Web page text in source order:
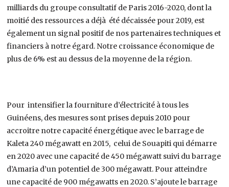
milliards du groupe consultatif de Paris 2016-2020, dont la
moitié des ressources a déjà été décaissée pour 2019, est
également un signal positif de nos partenaires techniques et
financiers à notre égard. Notre croissance économique de
plus de 6% est au dessus de la moyenne de la région.
Pour intensifier la fourniture d’électricité à tous les
Guinéens, des mesures sont prises depuis 2010 pour
accroitre notre capacité énergétique avec le barrage de
Kaleta 240 mégawatt en 2015, celui de Souapiti qui démarre
en 2020 avec une capacité de 450 mégawatt suivi du barrage
d’Amaria d’un potentiel de 300 mégawatt. Pour atteindre
une capacité de 900 mégawatts en 2020. S’ajoute le barrage